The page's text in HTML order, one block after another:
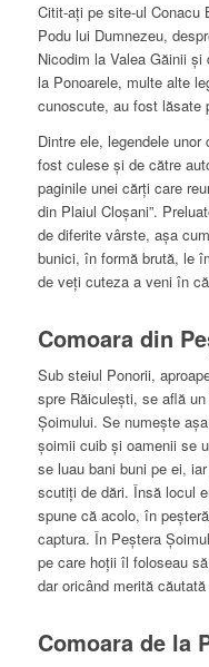
Citit-aţi pe site-ul Conacu
Podu lui Dumnezeu,
Nicodim la Valea Găinii
la Ponoarele, multe alte
cunoscute, au fost lăsate
Dintre ele, legendele
fost culese şi de către
paginile unei cărţi care
din Plaiul Cloşani”.
de diferite vârste, aşa
bunici, în formă brută, le
de veţi cuteza a veni în
Comoara din
Sub steiul Ponorii,
spre Răiculeşti, se află
Şoimului. Se numeşte
şoimii cuib şi oamenii se
se luau bani buni pe ei,
scutiţi de dări. Însă locul
spune că acolo, în
captura. În Peştera
pe care hoţii îl foloseau
dar oricând merită
Comoara de la